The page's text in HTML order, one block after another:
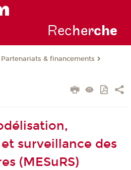
Recherche
Partenariats & financements
surveillance des
(MESuRS)